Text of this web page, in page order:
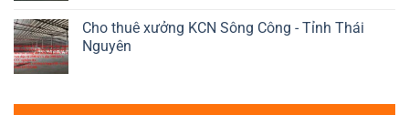
Cho thuê xưởng KCN Sông Công - Tỉnh Thái
Nguyên